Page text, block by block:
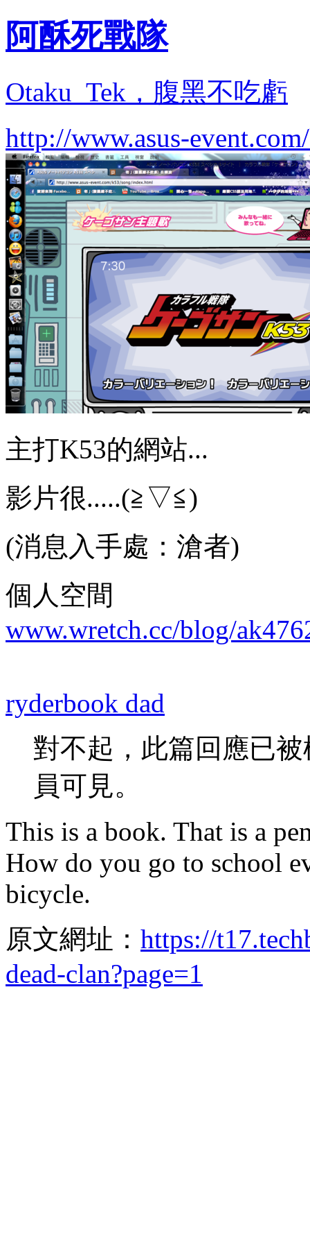
阿酥死戰隊
Otaku_Tek，腹黑不吃虧
http://www.asus-
主打K53的網站...
影片很.....(≧▽≦)
(消息入手處：滄者)
個人空間
www.wretch.cc/blog/
ryderbook dad
對不起，此篇回應已
員可見。
This is a book. That is a
How do you go to school
bicycle.
原文網址： https://
dead-clan?page=1